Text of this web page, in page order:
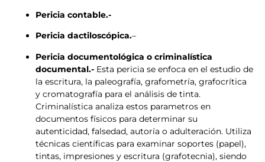
Pericia contable.-
Pericia dactiloscópica.–
Pericia documentológica o criminalística
documental.- Esta pericia se enfoca en el estudio de
la escritura, la paleografía, grafometría, grafocrítica
y cromatografía para el análisis de tinta.
Criminalística analiza estos parametros en
documentos físicos para determinar su
autenticidad, falsedad, autoría o adulteración. Utiliza
técnicas científicas para examinar soportes (papel),
tintas, impresiones y escritura (grafotecnia), siendo